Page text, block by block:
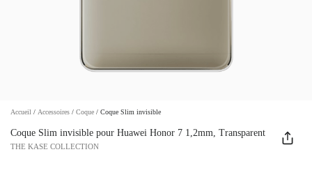
Accueil / Accessoires / Coque / Coque Slim invisible
Coque Slim invisible pour Huawei Honor 7 1,2mm, Transparent
THE KASE COLLECTION